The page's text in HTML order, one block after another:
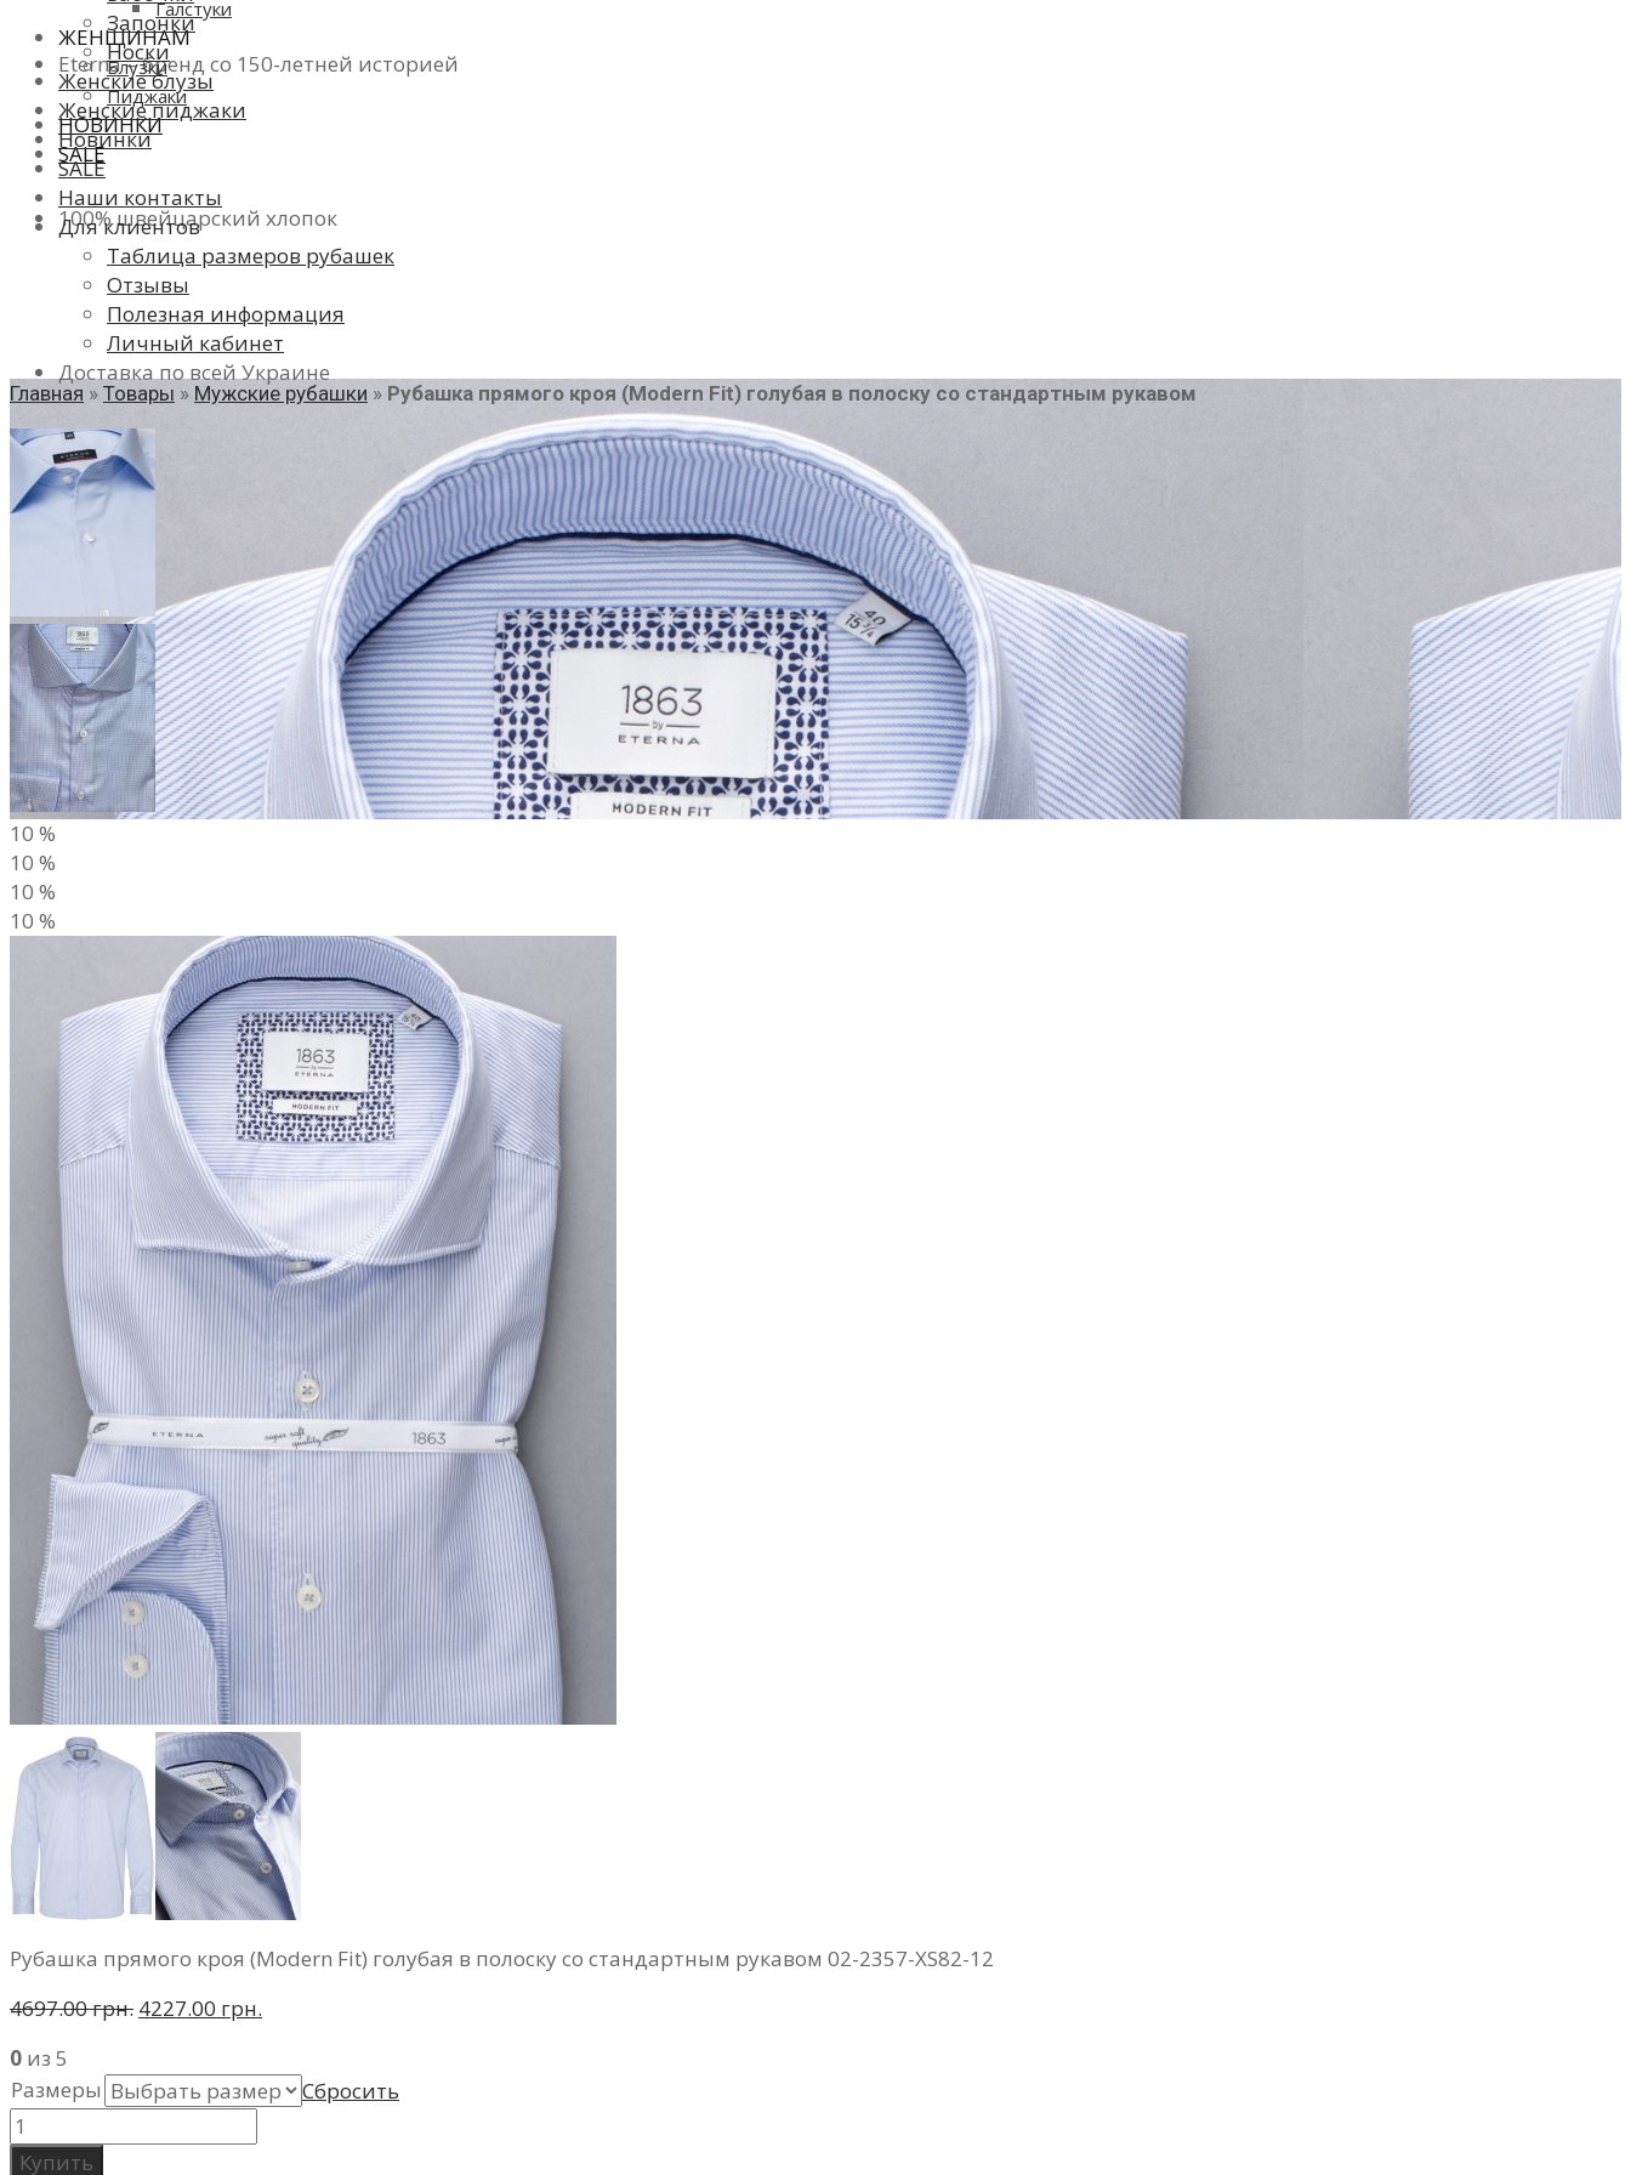
Eterna – бренд со 150-летней историей
100% швейцарский хлопок
Доставка по всей Украине
Галстуки
ЖЕНЩИНАМ
Блузки
Пиджаки
НОВИНКИ
SALE
Запонки
Носки
Женские блузы
Женские пиджаки
Новинки
SALE
Наши контакты
Для клиентов
Таблица размеров рубашек
Отзывы
Полезная информация
Личный кабинет
Главная » Товары » Мужские рубашки » Рубашка прямого кроя (Modern Fit) голубая в полоску со стандартным рукавом
10 %
10 %
10 %
10 %
Рубашка прямого кроя (Modern Fit) голубая в полоску со стандартным рукавом 02-2357-XS82-12
4697.00 грн. 4227.00 грн.
0 из 5
Размеры
Сбросить
Купить